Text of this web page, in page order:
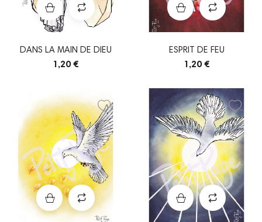
DANS LA MAIN DE DIEU
1,20 €
ESPRIT DE FEU
1,20 €